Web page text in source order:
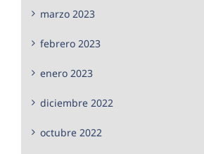
marzo 2023
febrero 2023
enero 2023
diciembre 2022
octubre 2022